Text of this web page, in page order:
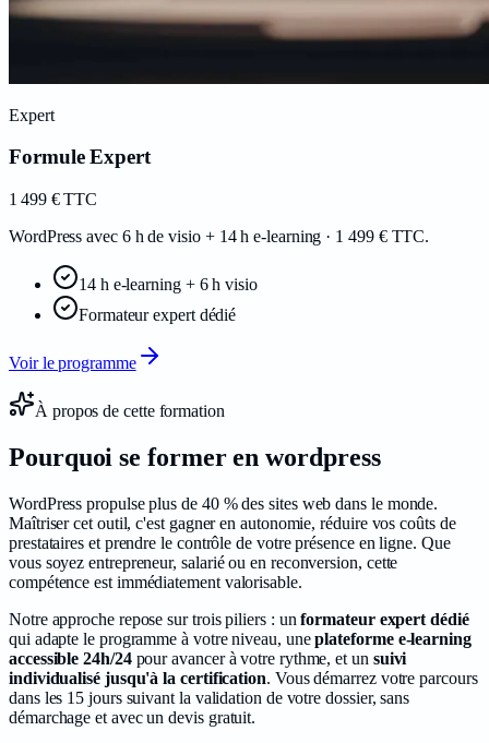
Expert
Formule Expert
1 499 €TTC
WordPress avec 6 h de visio + 14 h e-learning · 1 499 € TTC.
14 h e-learning + 6 h visio
Formateur expert dédié
Voir le programme
À propos de cette formation
Pourquoi se former en wordpress
WordPress propulse plus de 40 % des sites web dans le monde.
Maîtriser cet outil, c'est gagner en autonomie, réduire vos coûts de
prestataires et prendre le contrôle de votre présence en ligne. Que
vous soyez entrepreneur, salarié ou en reconversion, cette
compétence est immédiatement valorisable.
Notre approche repose sur trois piliers : un formateur expert dédié
qui adapte le programme à votre niveau, uneplateforme e-learning
accessible 24h/24 pour avancer à votre rythme, et un suivi
individualisé jusqu'à la certification. Vous démarrez votre parcours
dans les 15 jours suivant la validation de votre dossier, sans
démarchage et avec un devis gratuit.